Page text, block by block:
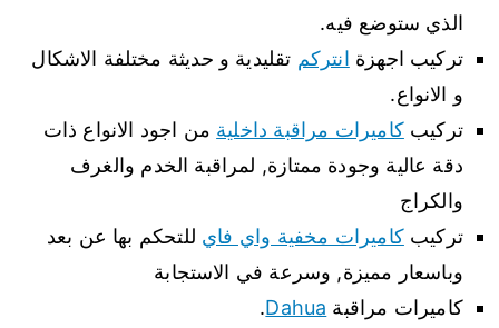
الذي ستوضع فيه.
تركيب اجهزة انتركم تقليدية و حديثة مختلفة الاشكال
و الانواع.
تركيبكاميرات مراقبة داخلية من اجود الانواع ذات
دقة عالية وجودة ممتازة, لمراقبة الخدم والغرف
والكراج
تركيبكاميرات مخفية واي فاي للتحكم بها عن بعد
وباسعار مميزة, وسرعة في الاستجابة
كاميرات مراقبة Dahua
.